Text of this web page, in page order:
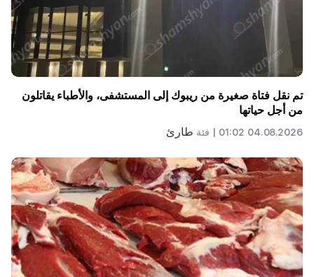
تم نقل فتاة صغيرة من ريبوك إلى المستشفى، والأطباء يقاتلون
من أجل حياتها
04.08.2026 01:02 | فئة طارئ